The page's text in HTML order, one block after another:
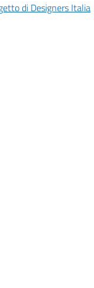
di Designers Italia